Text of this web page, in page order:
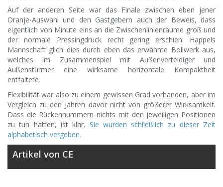
Auf der anderen Seite war das Finale zwischen eben jener
Oranje-Auswahl und den Gastgebern auch der Beweis, dass
eigentlich von Minute eins an die Zwischenlinienräume groß und
der normale Pressingdruck recht gering erschien. Happels
Mannschaft glich dies durch eben das erwähnte Bollwerk aus,
welches im Zusammenspiel mit Außenverteidiger und
Außenstürmer eine wirksame horizontale Kompaktheit
entfaltete.
Flexibilität war also zu einem gewissen Grad vorhanden, aber im
Vergleich zu den Jahren davor nicht von größerer Wirksamkeit.
Dass die Rückennummern nichts mit den jeweiligen Positionen
zu tun hatten, ist klar. Sie wurden schließlich zu dieser Zeit
alphabetisch vergeben.
Artikel von CE